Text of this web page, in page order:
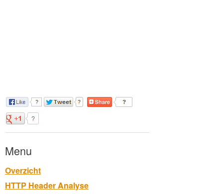
Menu
Overzicht
HTTP Header Analyse